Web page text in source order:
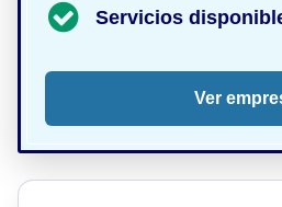
Servicios
Ver